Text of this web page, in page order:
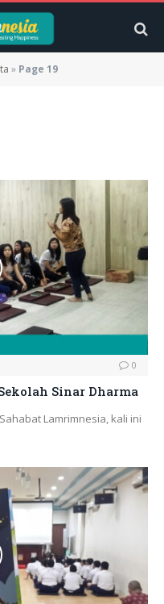
» Page 19
0
Sinar Dharma
Lamrimnesia, kali ini